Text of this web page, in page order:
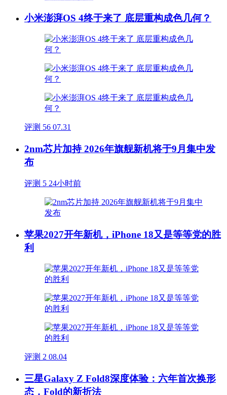
小米澎湃OS 4终于来了 底层重构成色几何？
评测 56 07.31
2nm芯片加持 2026年旗舰新机将于9月集中发
布
评测 5 24小时前
苹果2027开年新机，iPhone 18又是等等党的胜
利
评测 2 08.04
三星Galaxy Z Fold8深度体验：六年首次换形
态，Fold的新折法